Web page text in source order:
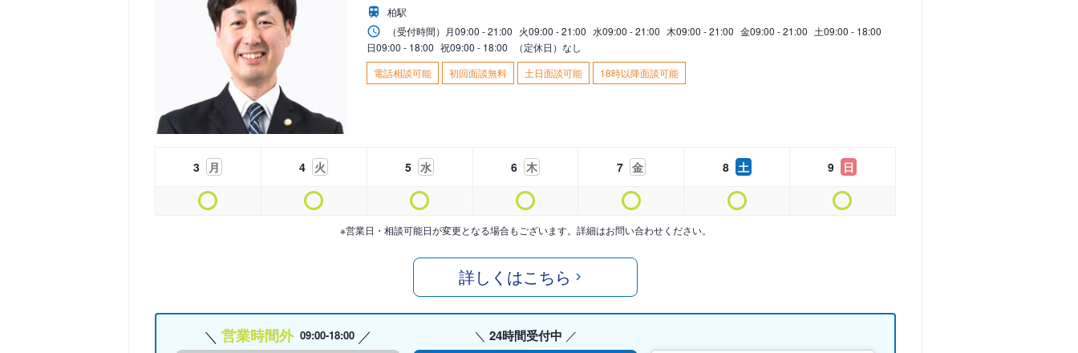
柏駅
（受付時間） 月09:00 - 21:00 火09:00 - 21:00 水09:00 - 21:00 木09:00 - 21:00 金09:00 - 21:00 土09:00 - 18:00
日09:00 - 18:00 祝09:00 - 18:00
（定休日）なし
電話相談可能
初回面談無料 土日面談可能 18時以降面談可能
3 月 4 火 5 水 6 木 7 金 8 土 9 日
※営業日・相談可能日が変更となる場合もございます。詳細はお問い合わせください。
詳しくはこちら
営業時間外 09:00-18:00 24時間受付中